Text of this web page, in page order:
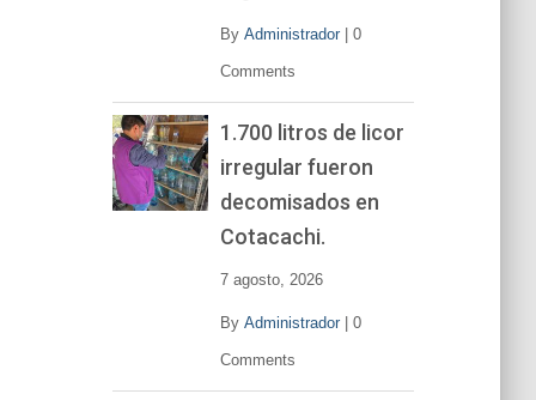
By Administrador| 0
Comments
1.700 litros de licor
irregular fueron
decomisados en
Cotacachi.
7 agosto, 2026
By Administrador| 0
Comments